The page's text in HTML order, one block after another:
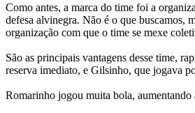
Como antes, a marca do time foi a
defesa alvinegra. Não é o que buscamos,
organização com que o time se mexe
São as principais vantagens desse time,
reserva imediato, e Gilsinho, que jogava
Romarinho jogou muita bola, aumentando